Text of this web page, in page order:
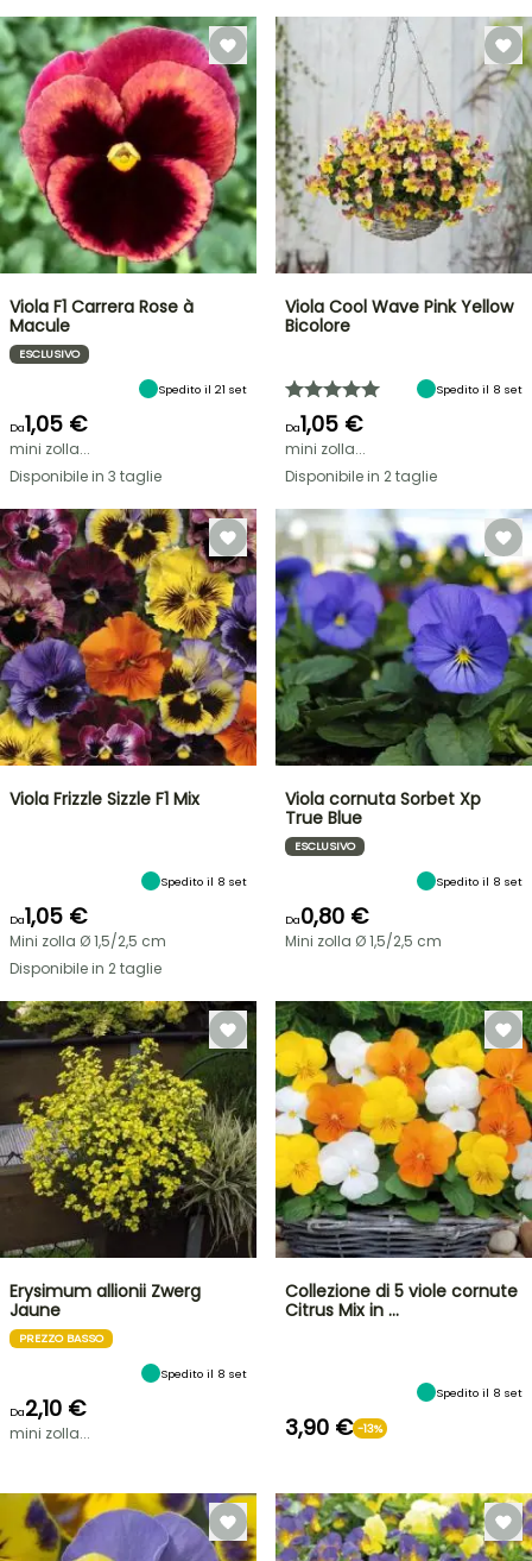
Viola F1 Carrera Rose à
Macule
ESCLUSIVO
Spedito il 21 set
Da1,05 €
mini zolla...
Disponibile in 3 taglie
Viola Cool Wave Pink Yellow
Bicolore
Spedito il 8 set
Da1,05 €
mini zolla...
Disponibile in 2 taglie
Viola Frizzle Sizzle F1 Mix
Spedito il 8 set
Da1,05 €
Mini zolla Ø 1,5/2,5 cm
Disponibile in 2 taglie
Viola cornuta Sorbet Xp
True Blue
ESCLUSIVO
Spedito il 8 set
Da0,80 €
Mini zolla Ø 1,5/2,5 cm
Erysimum allionii Zwerg
Jaune
PREZZO BASSO
Spedito il 8 set
Da2,10 €
mini zolla...
Collezione di 5 viole cornute
Citrus Mix in …
Spedito il 8 set
3,90 € -13%